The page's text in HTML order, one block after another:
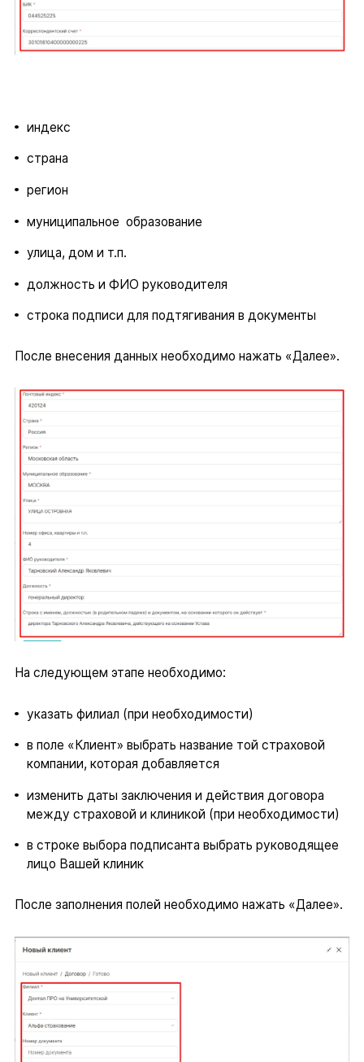
индекс
страна
регион
муниципальное образование
улица, дом и т.п.
должность и ФИО руководителя
строка подписи для подтягивания в документы
После внесения данных необходимо нажать «Далее».
На следующем этапе необходимо:
указать филиал (при необходимости)
в поле «Клиент» выбрать название той страховой
компании, которая добавляется
изменить даты заключения и действия договора
между страховой и клиникой (при необходимости)
в строке выбора подписанта выбрать руководящее
лицо Вашей клиник
После заполнения полей необходимо нажать «Далее».